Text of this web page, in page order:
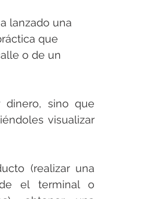
lanzado una
que
o de un
dinero, sino que
visualizar
(realizar una
el terminal o